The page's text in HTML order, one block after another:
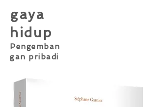
gaya
hidup
Pengemban
gan pribadi